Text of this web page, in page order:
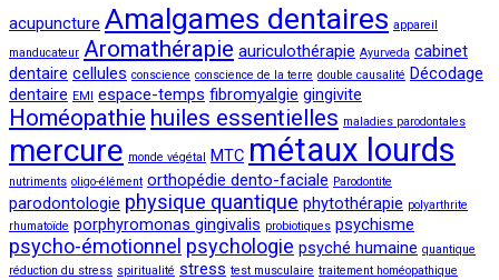
acupuncture Amalgames dentaires appareil
manducateur Aromathérapie auriculothérapie Ayurveda cabinet
dentaire cellules conscience conscience de la terre double causalité Décodage
dentaire EMI espace-temps fibromyalgie gingivite
Homéopathie huiles essentielles maladies parodontales
mercure monde végétal MTC métaux lourds
nutriments oligo-élément orthopédie dento-faciale Parodontite
parodontologie physique quantique phytothérapie polyarthrite
rhumatoïde porphyromonas gingivalis probiotiques psychisme
psycho-émotionnel psychologie psyché humaine quantique
réduction du stress spiritualité stress test musculaire traitement homéopathique